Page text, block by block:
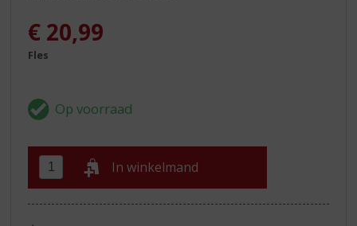
€ 20,99
Fles
In winkelmand